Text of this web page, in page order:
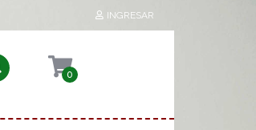
INGRESAR
0